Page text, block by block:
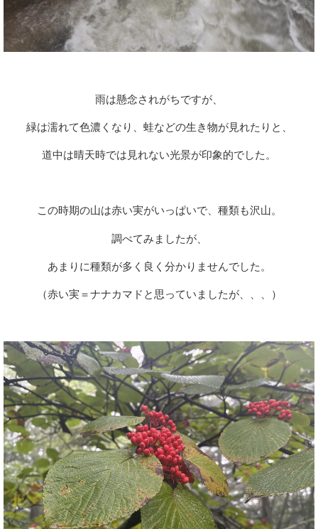
雨は懸念されがちですが、
緑は濡れて色濃くなり、蛙などの生き物が見れたりと、
道中は晴天時では見れない光景が印象的でした。
この時期の山は赤い実がいっぱいで、種類も沢山。
調べてみましたが、
あまりに種類が多く良く分かりませんでした。
（赤い実＝ナナカマドと思っていましたが、、、）